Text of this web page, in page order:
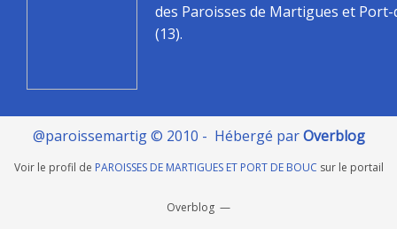
des Paroisses de Martigues et
(13).
@paroissemartig © 2010 - Hébergé parOverblog
Voir le profil de PAROISSES DE MARTIGUES ET PORT DE BOUC sur le portail
Overblog